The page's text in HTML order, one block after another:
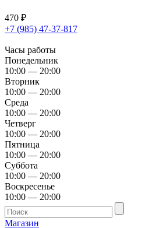
470 ₽
+7 (985) 47-37-817
Часы работы
Понедельник
10:00 — 20:00
Вторник
10:00 — 20:00
Среда
10:00 — 20:00
Четверг
10:00 — 20:00
Пятница
10:00 — 20:00
Суббота
10:00 — 20:00
Воскресенье
10:00 — 20:00
Магазин